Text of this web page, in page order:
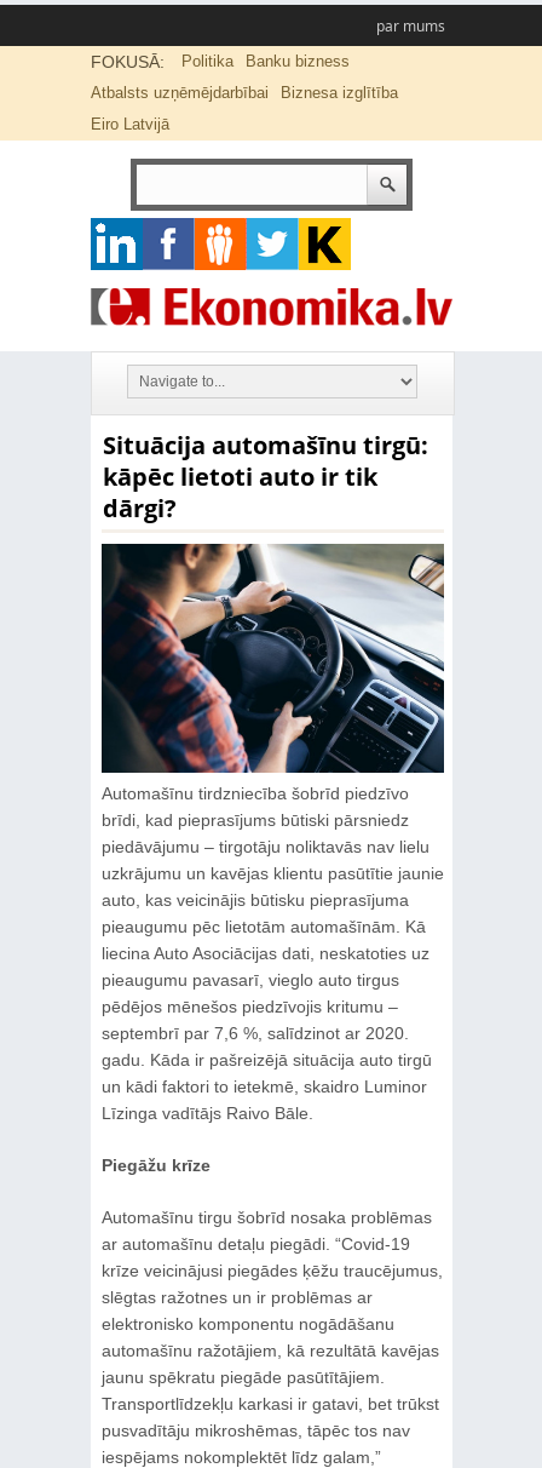
par mums
FOKUSĀ: Politika
Banku bizness
Atbalsts uzņēmējdarbībai
Biznesa izglītība
Eiro Latvijā
Situācija automašīnu tirgū:
kāpēc lietoti auto ir tik
dārgi?
Automašīnu tirdzniecība šobrīd piedzīvo
brīdi, kad pieprasījums būtiski pārsniedz
piedāvājumu – tirgotāju noliktavās nav lielu
uzkrājumu un kavējas klientu pasūtītie jaunie
auto, kas veicinājis būtisku pieprasījuma
pieaugumu pēc lietotām automašīnām. Kā
liecina Auto Asociācijas dati, neskatoties uz
pieaugumu pavasarī, vieglo auto tirgus
pēdējos mēnešos piedzīvojis kritumu –
septembrī par 7,6 %, salīdzinot ar 2020.
gadu. Kāda ir pašreizējā situācija auto tirgū
un kādi faktori to ietekmē, skaidro Luminor
Līzinga vadītājs Raivo Bāle.
Piegāžu krīze
Automašīnu tirgu šobrīd nosaka problēmas
ar automašīnu detaļu piegādi. “Covid-19
krīze veicinājusi piegādes ķēžu traucējumus,
slēgtas ražotnes un ir problēmas ar
elektronisko komponentu nogādāšanu
automašīnu ražotājiem, kā rezultātā kavējas
jaunu spēkratu piegāde pasūtītājiem.
Transportlīdzekļu karkasi ir gatavi, bet trūkst
pusvadītāju mikroshēmas, tāpēc tos nav
iespējams nokomplektēt līdz galam,”